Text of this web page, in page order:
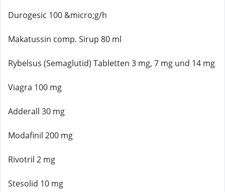
Durogesic 100 &micro;g/h
Makatussin comp. Sirup 80 ml
Rybelsus (Semaglutid) Tabletten 3 mg, 7 mg und 14 mg
Viagra 100 mg
Adderall 30 mg
Modafinil 200 mg
Rivotril 2 mg
Stesolid 10 mg